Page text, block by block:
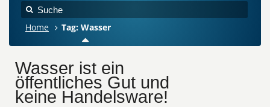
Home Tag: Wasser
Wasser ist ein
öffentliches Gut und
keine Handelsware!